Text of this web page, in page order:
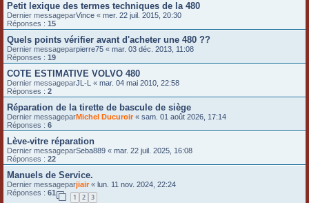
Petit lexique des termes techniques de la 480
Dernier messageparVince « mer. 22 juil. 2015, 20:30
Réponses : 15
Quels points vérifier avant d'acheter une 480 ??
Dernier messageparpierre75 « mar. 03 déc. 2013, 11:08
Réponses : 19
COTE ESTIMATIVE VOLVO 480
Dernier messageparJL-L « mar. 04 mai 2010, 22:58
Réponses : 2
Réparation de la tirette de bascule de siège
Dernier messageparMichel Ducuroir« sam. 01 août 2026, 17:14
Réponses : 6
Lève-vitre réparation
Dernier messageparSeba889 « mar. 22 juil. 2025, 16:08
Réponses : 22
Manuels de Service.
Dernier messageparjiair« lun. 11 nov. 2024, 22:24
Réponses : 61
1 2 3